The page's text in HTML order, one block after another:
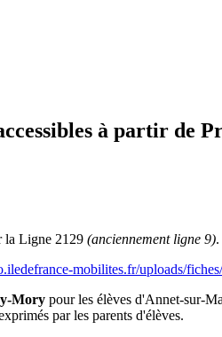
à partir de
la Ligne 2129 (anciennement ligne 9).
mobilites.fr/uploads/
Mory pour les élèves d'Annet-sur-
par les parents d'élèves.